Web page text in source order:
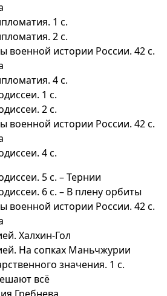
1 с.
2 с.
военной истории России. 42 с.
4 с.
1 с.
2 с.
военной истории России. 42 с.
4 с.
5 с. – Тернии
6 с. – В плену орбиты
военной истории России. 42 с.
Халхин-Гол
На сопках Маньчжурии
значения. 1 с.
всё